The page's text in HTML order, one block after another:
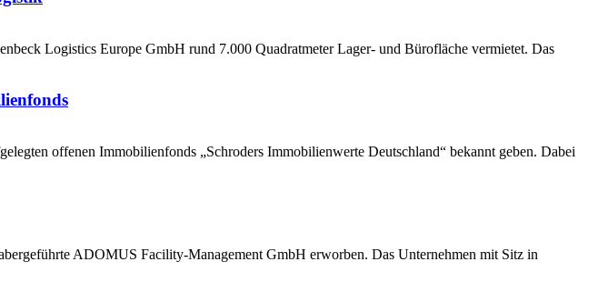
Logistics Europe GmbH rund 7.000 Quadratmeter Lager- und Bürofläche vermietet. Das
offenen Immobilienfonds „Schroders Immobilienwerte Deutschland“ bekannt geben. Dabei
ADOMUS Facility-Management GmbH erworben. Das Unternehmen mit Sitz in